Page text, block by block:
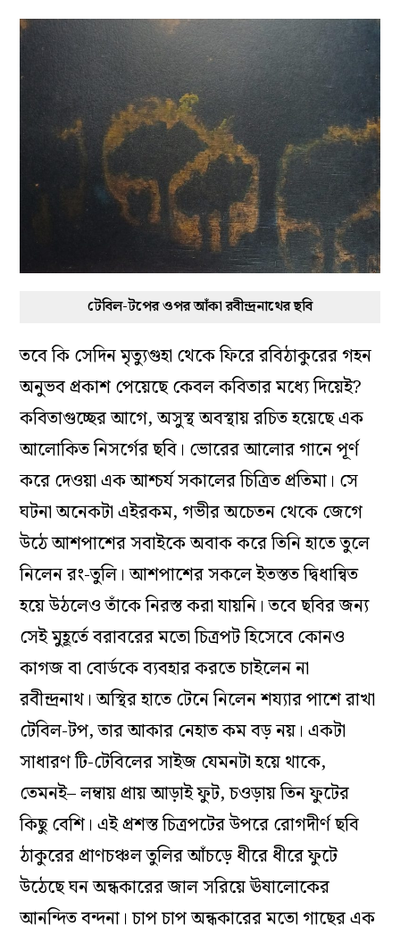
টেবিল-টপের ওপর আঁকা রবীন্দ্রনাথের ছবি
তবে কি সেদিন মৃত্যুগুহা থেকে ফিরে রবিঠাকুরের গহন
অনুভব প্রকাশ পেয়েছে কেবল কবিতার মধ্যে দিয়েই?
কবিতাগুচ্ছের আগে, অসুস্থ অবস্থায় রচিত হয়েছে এক
আলোকিত নিসর্গের ছবি। ভোরের আলোর গানে পূর্ণ
করে দেওয়া এক আশ্চর্য সকালের চিত্রিত প্রতিমা। সে
ঘটনা অনেকটা এইরকম, গভীর অচেতন থেকে জেগে
উঠে আশপাশের সবাইকে অবাক করে তিনি হাতে তুলে
নিলেন রং-তুলি। আশপাশের সকলে ইতস্তত দ্বিধান্বিত
হয়ে উঠলেও তাঁকে নিরস্ত করা যায়নি। তবে ছবির জন্য
সেই মুহূর্তে বরাবরের মতো চিত্রপট হিসেবে কোনও
কাগজ বা বোর্ডকে ব্যবহার করতে চাইলেন না
রবীন্দ্রনাথ। অস্থির হাতে টেনে নিলেন শয্যার পাশে রাখা
টেবিল-টপ, তার আকার নেহাত কম বড় নয়। একটা
সাধারণ টি-টেবিলের সাইজ যেমনটা হয়ে থাকে,
তেমনই– লম্বায় প্রায় আড়াই ফুট, চওড়ায় তিন ফুটের
কিছু বেশি। এই প্রশস্ত চিত্রপটের উপরে রোগদীর্ণ ছবি
ঠাকুরের প্রাণচঞ্চল তুলির আঁচড়ে ধীরে ধীরে ফুটে
উঠেছে ঘন অন্ধকারের জাল সরিয়ে ঊষালোকের
আনন্দিত বন্দনা। চাপ চাপ অন্ধকারের মতো গাছের এক